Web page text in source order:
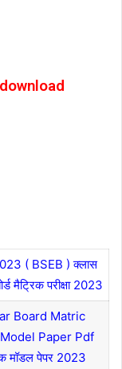
( BSEB ) क्लास
मैट्रिक परीक्षा 2023
Board Matric
Paper Pdf
मॉडल पेपर 2023